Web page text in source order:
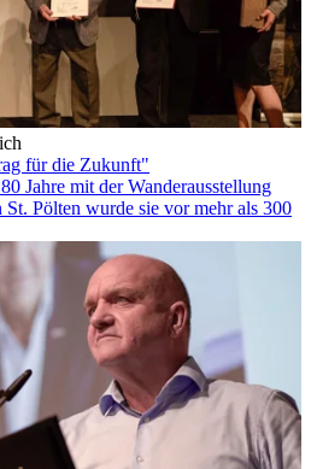
für die Zukunft"
Jahre mit der Wanderausstellung
Pölten wurde sie vor mehr als 300